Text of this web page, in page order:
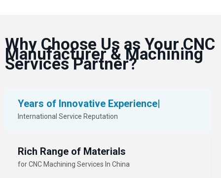
Why Choose Us as Your CNC
Manufacturer & Machining
Services Partner?
Years of Innovative Experience|
International Service Reputation
Rich Range of Materials
for CNC Machining Services In China